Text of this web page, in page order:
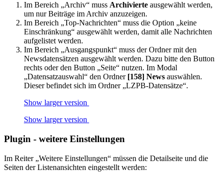
Im Bereich „Archiv“ muss Archivierte ausgewählt werden,
um nur Beiträge im Archiv anzuzeigen.
Im Bereich „Top-Nachrichten“ muss die Option „keine
Einschränkung“ ausgewählt werden, damit alle Nachrichten
aufgelistet werden.
Im Bereich „Ausgangspunkt“ muss der Ordner mit den
Newsdatensätzen ausgewählt werden. Dazu bitte den Button
rechts oder den Button „Seite“ nutzen. Im Modal
„Datensatzauswahl“ den Ordner[158] News auswählen.
Dieser befindet sich im Ordner „LZPB-Datensätze“.
Show larger version
Show larger version
Plugin - weitere Einstellungen
Im Reiter „Weitere Einstellungen“ müssen die Detailseite und die
Seiten der Listenansichten eingestellt werden: